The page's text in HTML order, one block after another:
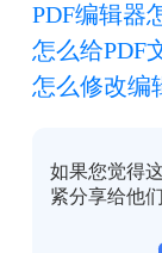
PDF编辑器
怎么给PDF
怎么修改编
如果您觉得
紧分享给他